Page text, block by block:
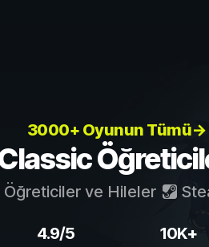
3000+ Oyunun Tümü→
Öğreticiler ve Hileler
4.9/5 10K+